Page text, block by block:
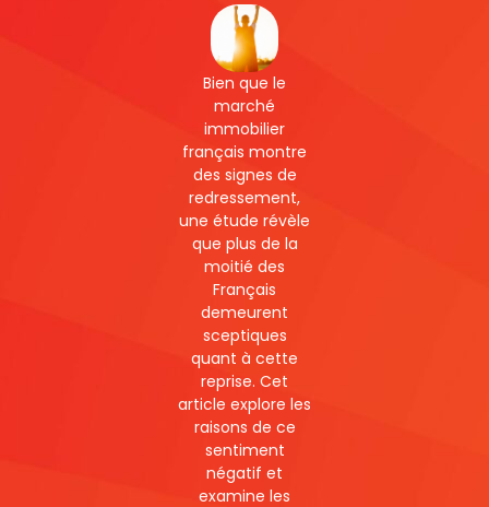
Bien que le
marché
immobilier
français montre
des signes de
redressement,
une étude révèle
que plus de la
moitié des
Français
demeurent
sceptiques
quant à cette
reprise. Cet
article explore les
raisons de ce
sentiment
négatif et
examine les